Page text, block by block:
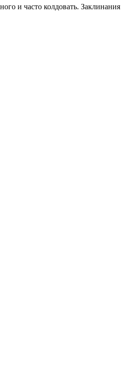
и часто колдовать. Заклинания